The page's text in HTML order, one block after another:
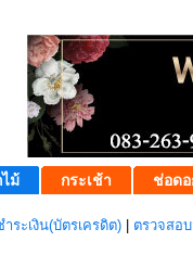
ม้ กระเช้า ช่อดอ
ำระเงิน(บัตรเครดิต) ตรวจสอ